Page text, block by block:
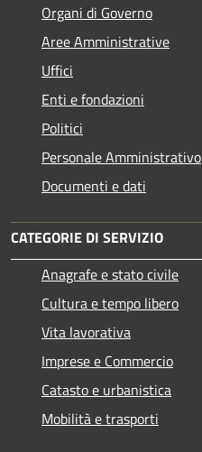
Organi di Governo
Aree Amministrative
Uffici
Enti e fondazioni
Politici
Personale Amministrativo
Documenti e dati
CATEGORIE DI SERVIZIO
Anagrafe e stato civile
Cultura e tempo libero
Vita lavorativa
Imprese e Commercio
Catasto e urbanistica
Mobilità e trasporti